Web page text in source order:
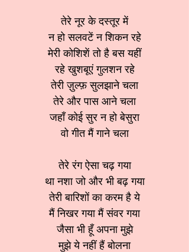
तेरे नूर के दस्तूर में
न हो सलवटें न शिकन रहे
मेरी कोशिशें तो है बस यहीं
रहे खुशबूएं गुलशन रहे
तेरी ज़ुल्फ़ सुलझाने चला
तेरे और पास आने चला
जहाँ कोई सुर न हो बेसुरा
वो गीत मैं गाने चला
तेरे रंग ऐसा चढ़ गया
था नशा जो और भी बढ़ गया
तेरी बारिशों का करम है ये
मैं निखर गया मैं संवर गया
जैसा भी हूँ अपना मुझे
मुझे ये नहीं हैं बोलना